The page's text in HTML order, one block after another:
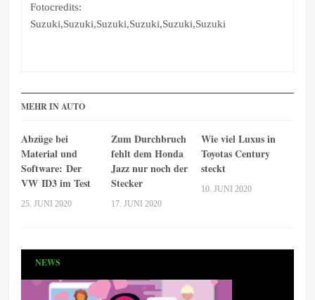
Fotocredits:
Suzuki,Suzuki,Suzuki,Suzuki,Suzuki,Suzuki
MEHR IN AUTO
Abzüge bei
Material und
Software: Der
VW ID3 im Test
25. JUNI 2020
Zum Durchbruch
fehlt dem Honda
Jazz nur noch der
Stecker
17. JUNI 2020
Wie viel Luxus in
Toyotas Century
steckt
10. JUNI 2020
NEWS